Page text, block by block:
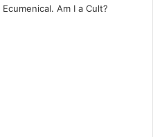
Am I a Cult?